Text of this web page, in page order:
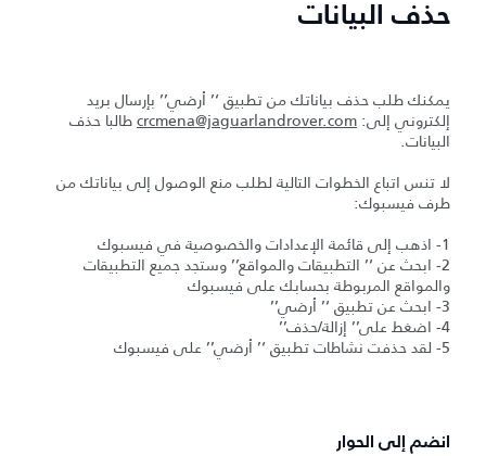
حذف البيانات
يمكنك طلب حذف بياناتك من تطبيق ‘’ أرضي’’ بإرسال بريد
إلكتروني إلى: crcmena@jaguarlandrover.comطالبا حذف
البيانات.
لا تنس اتباع الخطوات التالية لطلب منع الوصول إلى بياناتك من
طرف فيسبوك:
1- اذهب إلى قائمة الإعدادات والخصوصية في فيسبوك
2- ابحث عن ‘’ التطبيقات والمواقع’’ وستجد جميع التطبيقات
والمواقع المربوطة بحسابك على فيسبوك
3- ابحث عن تطبيق ‘’ أرضي’’
4- اضغط على’’ إزالة/حذف’’
5- لقد حذفت نشاطات تطبيق ‘’ أرضي’’ على فيسبوك
انضم إلى الحوار